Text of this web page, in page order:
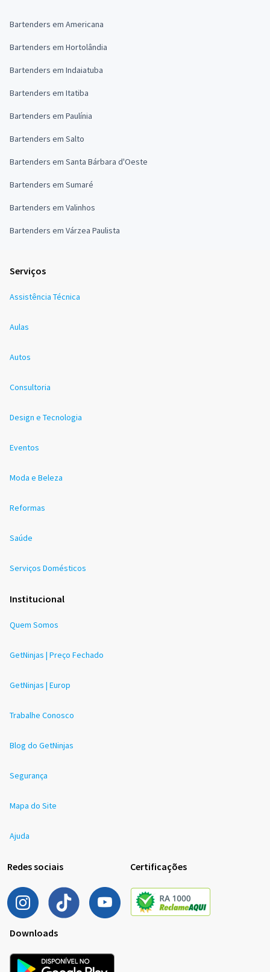
Bartenders em Americana
Bartenders em Hortolândia
Bartenders em Indaiatuba
Bartenders em Itatiba
Bartenders em Paulínia
Bartenders em Salto
Bartenders em Santa Bárbara d'Oeste
Bartenders em Sumaré
Bartenders em Valinhos
Bartenders em Várzea Paulista
Serviços
Assistência Técnica
Aulas
Autos
Consultoria
Design e Tecnologia
Eventos
Moda e Beleza
Reformas
Saúde
Serviços Domésticos
Institucional
Quem Somos
GetNinjas | Preço Fechado
GetNinjas | Europ
Trabalhe Conosco
Blog do GetNinjas
Segurança
Mapa do Site
Ajuda
Redes sociais Certificações
Downloads